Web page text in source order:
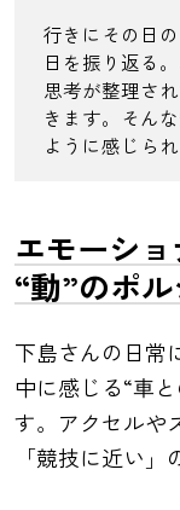
行きにその日
日を振り返る
思考が整理さ
きます。そん
ように感じられ
エモーシ
“動”のポ
下島さんの日常
中に感じる“車
す。アクセルや
「競技に近い」